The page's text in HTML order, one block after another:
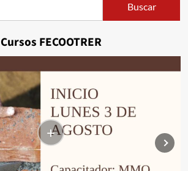
Buscar
Cursos FECOOTRER
+